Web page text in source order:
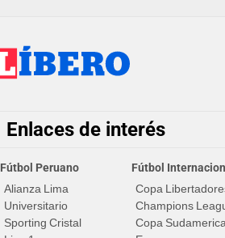
Enlaces de interés
Fútbol Peruano
Alianza Lima
Universitario
Sporting Cristal
Fútbol
Copa
Champions
Copa